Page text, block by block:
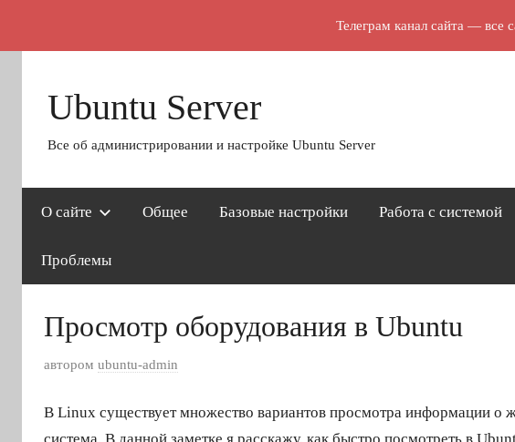
содержимому
Ubuntu Server
Все об администрировании и настройке Ubuntu Server
О сайте Общее Базовые настройки Работа с системой
Проблемы
Просмотр оборудования в Ubuntu
О
у
б
автором ubuntu-admin
В Linux существует множество вариантов просмотра информации о
система. В данной заметке я расскажу, как быстро посмотреть в
Телеграм канал сайта — все